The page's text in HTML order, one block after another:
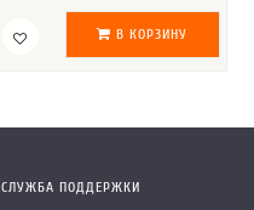
В КОРЗИНУ
СЛУЖБА ПОДДЕРЖКИ